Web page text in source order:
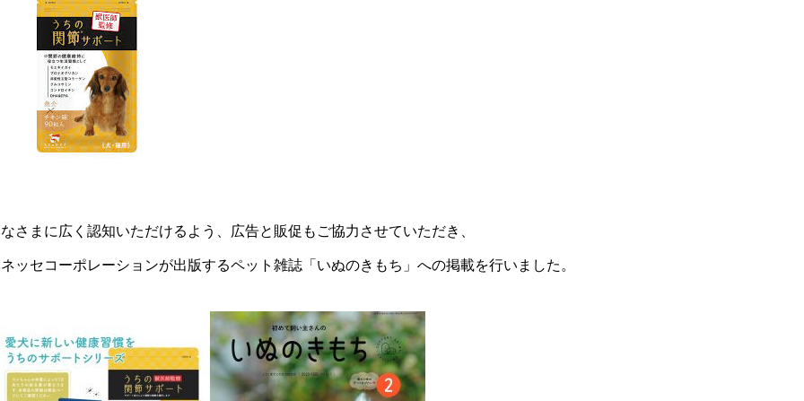
さまに広く認知いただけるよう、広告と販促もご協力させていただき、
ッセコーポレーションが出版するペット雑誌「 いぬのきもち 」への掲載を行いました。